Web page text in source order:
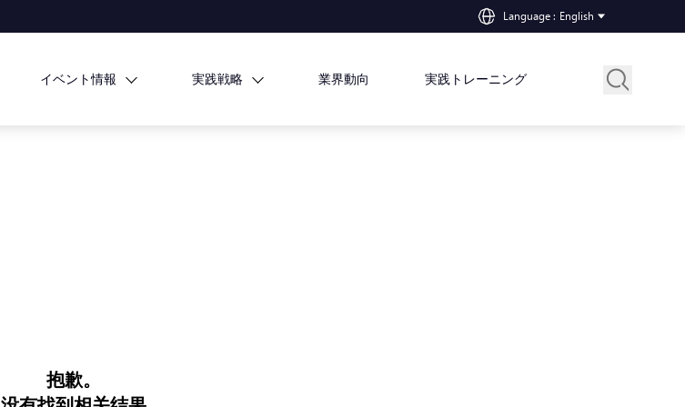
Language : English
イベント情報 実践戦略 業界動向 実践トレーニング
抱歉。